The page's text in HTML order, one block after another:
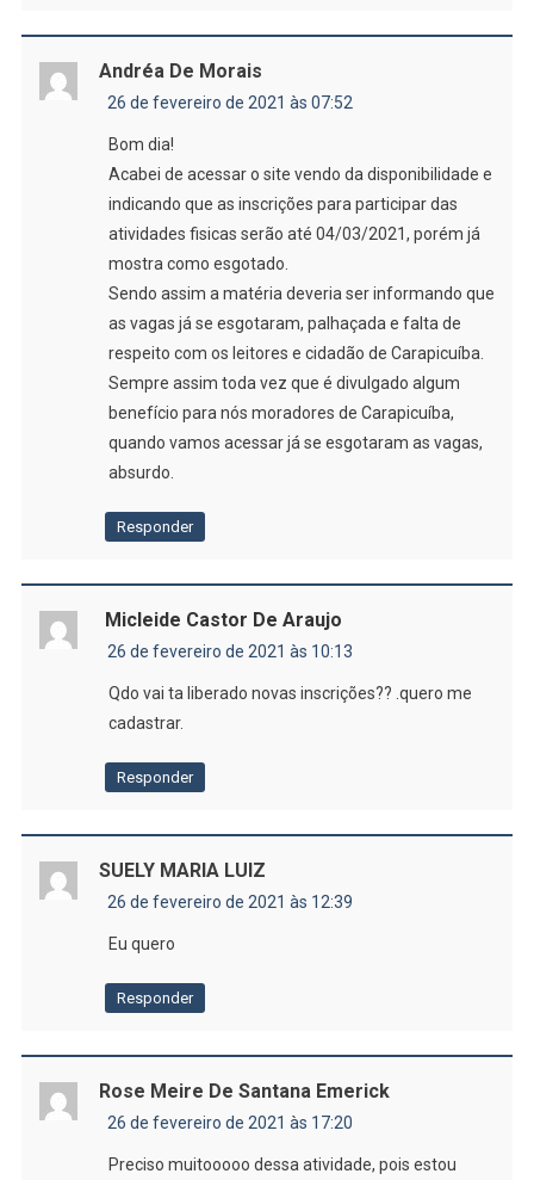
Andréa De Morais
26 de fevereiro de 2021 às 07:52
Bom dia!
Acabei de acessar o site vendo da disponibilidade e
indicando que as inscrições para participar das
atividades fisicas serão até 04/03/2021, porém já
mostra como esgotado.
Sendo assim a matéria deveria ser informando que
as vagas já se esgotaram, palhaçada e falta de
respeito com os leitores e cidadão de Carapicuíba.
Sempre assim toda vez que é divulgado algum
benefício para nós moradores de Carapicuíba,
quando vamos acessar já se esgotaram as vagas,
absurdo.
Responder
Micleide Castor De Araujo
26 de fevereiro de 2021 às 10:13
Qdo vai ta liberado novas inscrições?? .quero me
cadastrar.
Responder
SUELY MARIA LUIZ
26 de fevereiro de 2021 às 12:39
Eu quero
Responder
Rose Meire De Santana Emerick
26 de fevereiro de 2021 às 17:20
Preciso muitooooo dessa atividade, pois estou